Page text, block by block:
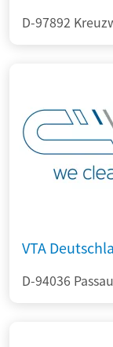
D-97892
VTA
D-94036